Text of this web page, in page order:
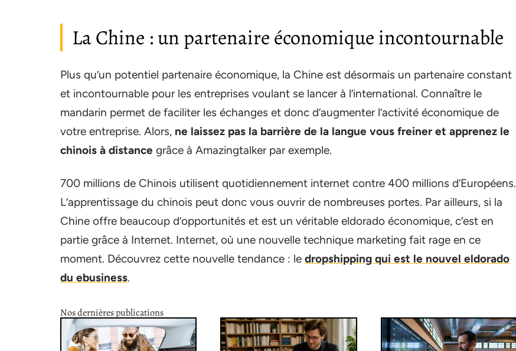
La Chine : un partenaire économique incontournable
Plus qu’un potentiel partenaire économique, la Chine est désormais un partenaire constant
et incontournable pour les entreprises voulant se lancer à l’international. Connaître le
mandarin permet de faciliter les échanges et donc d’augmenter l’activité économique de
votre entreprise. Alors, ne laissez pas la barrière de la langue vous freiner et apprenez le
chinois à distance grâce à Amazingtalker par exemple.
700 millions de Chinois utilisent quotidiennement internet contre 400 millions d’Européens.
L’apprentissage du chinois peut donc vous ouvrir de nombreuses portes. Par ailleurs, si la
Chine offre beaucoup d’opportunités et est un véritable eldorado économique, c’est en
partie grâce à Internet. Internet, où une nouvelle technique marketing fait rage en ce
moment. Découvrez cette nouvelle tendance : le dropshipping qui est le nouvel eldorado
du ebusiness.
Nos dernières publications